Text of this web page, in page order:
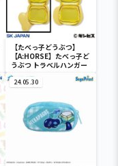
【たべっ子どうぶつ】
【A:HORSE】たべっ子ど
うぶつ トラベルハンガー
24.05.30